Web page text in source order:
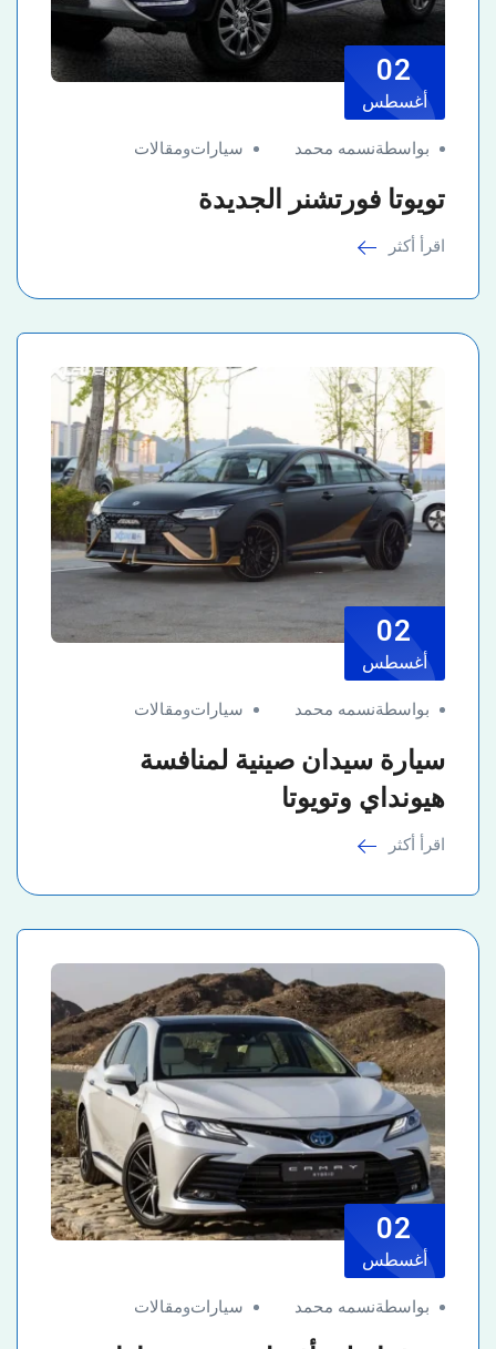
02
أغسطس
بواسطةنسمه محمد سياراتومقالات
تويوتا فورتشنر الجديدة
اقرأ أكثر
02
أغسطس
بواسطةنسمه محمد سياراتومقالات
سيارة سيدان صينية لمنافسة
هيونداي وتويوتا
اقرأ أكثر
02
أغسطس
بواسطةنسمه محمد سياراتومقالات